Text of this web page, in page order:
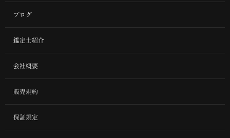
ブログ
鑑定士紹介
会社概要
販売規約
保証規定